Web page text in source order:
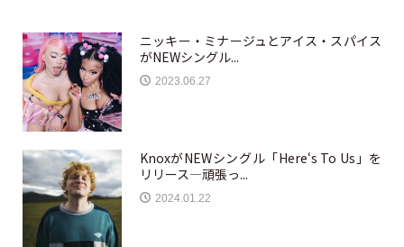
ニッキー・ミナージュとアイス・スパイス
がNEWシングル...
2023.06.27
KnoxがNEWシングル「Here‘s To Us」を
リリース—頑張っ...
2024.01.22